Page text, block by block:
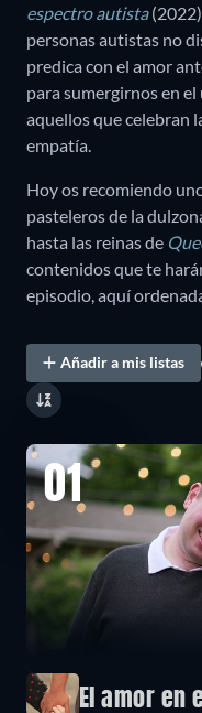
espectro autista
personas autistas no
predica con el amor
para sumergirnos en
aquellos que celebran
empatía.
Hoy os recomiendo
pasteleros de la
hasta las reinas de
contenidos que te
episodio, aquí
Añadir a mis listas
01
El amor en